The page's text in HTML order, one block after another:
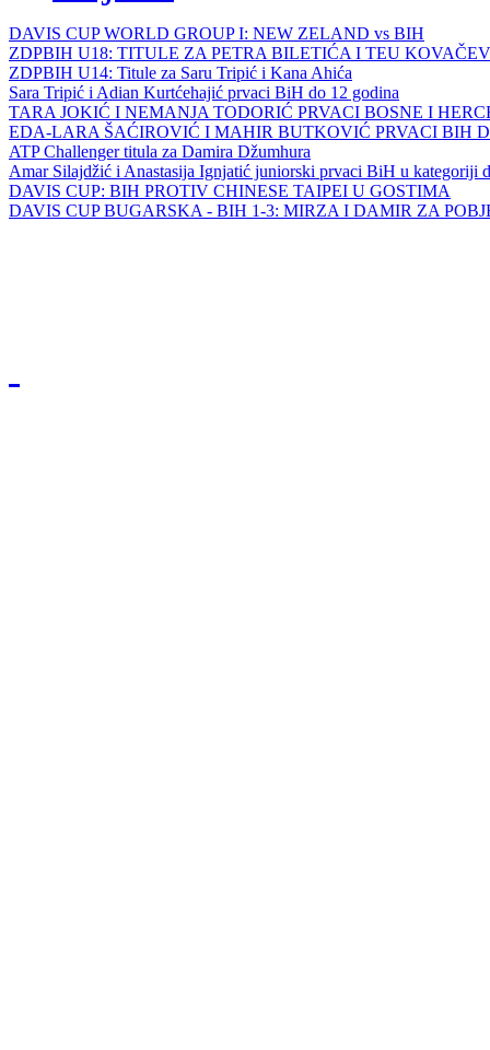
DAVIS CUP WORLD GROUP I: NEW ZELAND vs BIH
ZDPBIH U18: TITULE ZA PETRA BILETIĆA I TEU
ZDPBIH U14: Titule za Saru Tripić i Kana Ahića
Sara Tripić i Adian Kurtćehajić prvaci BiH do 12 godina
TARA JOKIĆ I NEMANJA TODORIĆ PRVACI BOSNE I
EDA-LARA ŠAĆIROVIĆ I MAHIR BUTKOVIĆ PRVACI BIH
ATP Challenger titula za Damira Džumhura
Amar Silajdžić i Anastasija Ignjatić juniorski prvaci BiH u kategoriji
DAVIS CUP: BIH PROTIV CHINESE TAIPEI U GOSTIMA
DAVIS CUP BUGARSKA - BIH 1-3: MIRZA I DAMIR ZA